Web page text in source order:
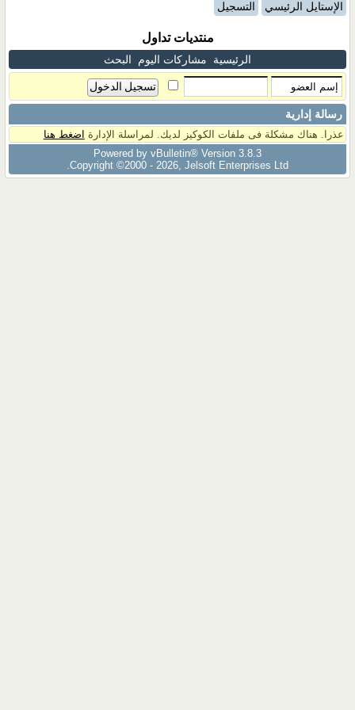
الإستايل الرئيسي التسجيل
منتديات تداول
الرئيسية مشاركات اليوم البحث
رسالة إدارية
عذرا. هناك مشكلة فى ملفات الكوكيز لديك. لمراسلة الإدارة اضغط هنا
Powered by vBulletin® Version 3.8.3
Copyright ©2000 - 2026, Jelsoft Enterprises Ltd.